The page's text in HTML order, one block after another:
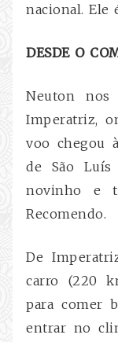
nacional. Ele
DESDE O
Neuton
Imperatriz,
voo chegou
de São
novinho e
Recomendo.
De
carro (220
para comer
entrar no